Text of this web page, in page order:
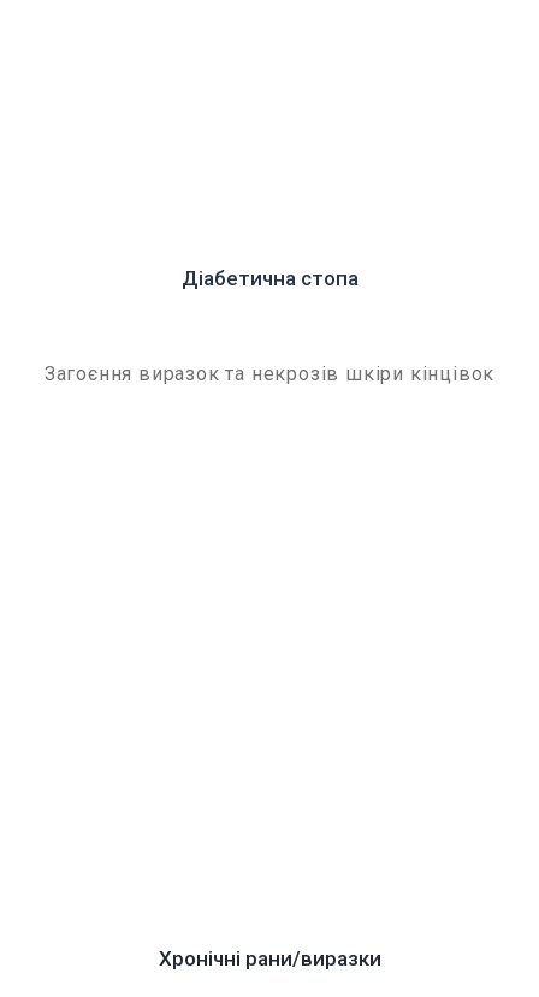
Діабетична стопа
Загоєння виразок та некрозів шкіри кінцівок
Хронічні рани/виразки